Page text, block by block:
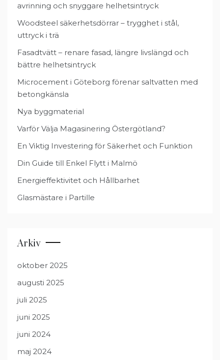
avrinning och snyggare helhetsintryck
Woodsteel säkerhetsdörrar – trygghet i stål,
uttryck i trä
Fasadtvätt – renare fasad, längre livslängd och
bättre helhetsintryck
Microcement i Göteborg förenar saltvatten med
betongkänsla
Nya byggmaterial
Varför Välja Magasinering Östergötland?
En Viktig Investering för Säkerhet och Funktion
Din Guide till Enkel Flytt i Malmö
Energieffektivitet och Hållbarhet
Glasmästare i Partille
Arkiv
oktober 2025
augusti 2025
juli 2025
juni 2025
juni 2024
maj 2024